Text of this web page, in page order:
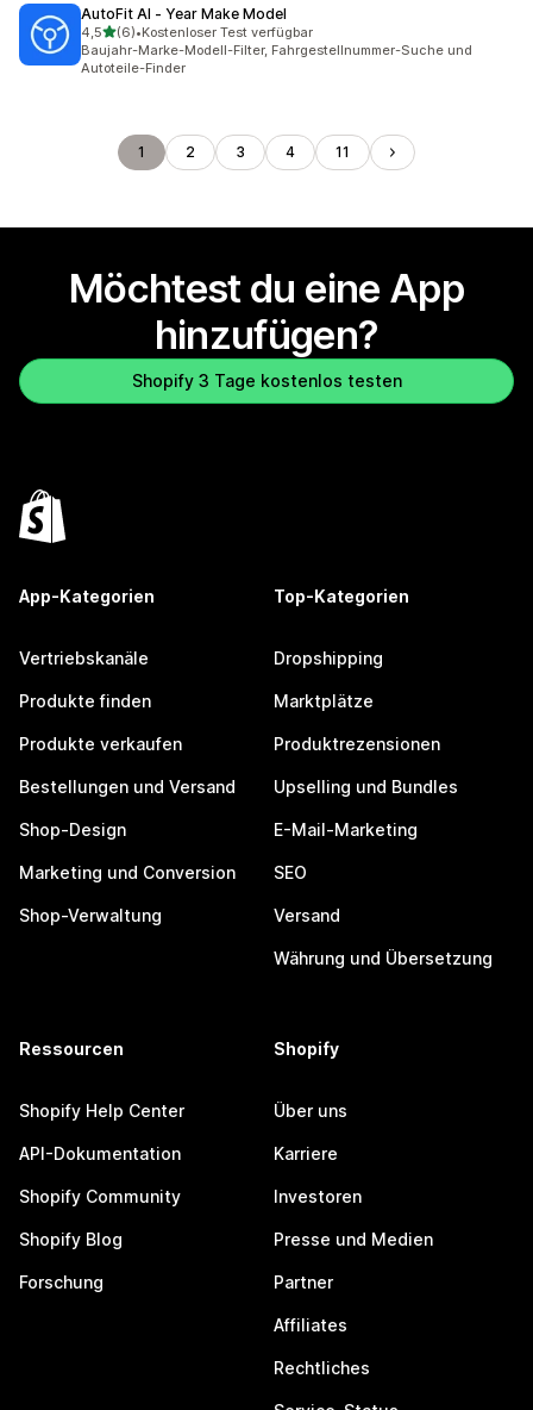
AutoFit AI ‑ Year Make Model
4,5von 5 Sternen
(6)
6 Rezensionen insgesamt
•Kostenloser Test verfügbar
Baujahr-Marke-Modell-Filter, Fahrgestellnummer-Suche und
Autoteile-Finder
1 2 3 4 11
Möchtest du eine App
hinzufügen?
Shopify 3 Tage kostenlos testen
App-Kategorien
Vertriebskanäle
Produkte finden
Produkte verkaufen
Bestellungen und Versand
Shop-Design
Marketing und Conversion
Shop-Verwaltung
Top-Kategorien
Dropshipping
Marktplätze
Produktrezensionen
Upselling und Bundles
E-Mail-Marketing
SEO
Versand
Währung und Übersetzung
Ressourcen
Shopify Help Center
API-Dokumentation
Shopify Community
Shopify Blog
Forschung
Shopify
Über uns
Karriere
Investoren
Presse und Medien
Partner
Affiliates
Rechtliches